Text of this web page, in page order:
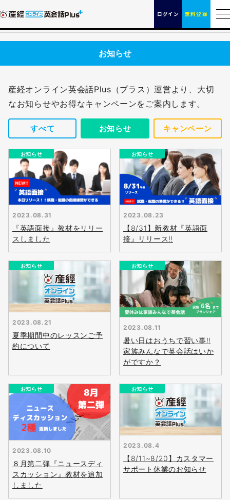
ログイン 無料登録
お知らせ
産経オンライン英会話Plus（プラス）運営より、大切
なお知らせやお得なキャンペーンをご案内します。
すべて お知らせ キャンペーン
お知らせ
2023.08.31
『英語面接』教材をリリー
スしました
お知らせ
2023.08.23
【8/31】新教材『英語面
接』リリース‼
お知らせ
2023.08.21
夏季期間中のレッスンご予
約について
お知らせ
2023.08.11
暑い日はおうちで習い事‼
家族みんなで英会話はいか
がですか？
お知らせ
2023.08.10
８月第二弾『ニュースディ
スカッション』教材を追加
しました
お知らせ
2023.08.4
【8/11~8/20】カスタマー
サポート休業のお知らせ
会員登録